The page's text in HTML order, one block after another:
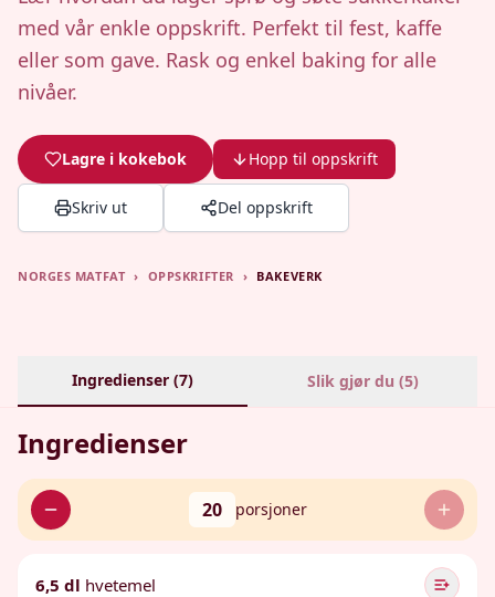
med vår enkle oppskrift. Perfekt til fest, kaffe
eller som gave. Rask og enkel baking for alle
nivåer.
Lagre i kokebok Hopp til oppskrift
Skriv ut Del oppskrift
NORGES MATFAT › OPPSKRIFTER › BAKEVERK
Ingredienser (7) Slik gjør du (5)
Ingredienser
20 porsjoner
6,5 dl hvetemel